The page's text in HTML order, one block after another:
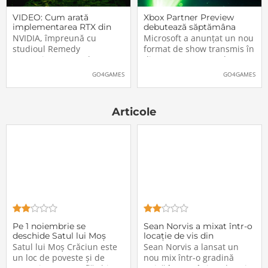
VIDEO: Cum arată
implementarea RTX din
Alan Wake II
NVIDIA, împreună cu
studioul Remedy
Entertainment, au lansat
un nou clip video dedicat
secvențele de mai jos,
GO4GAMES
Xbox Partner Preview
debutează săptămâna
aceasta. Când și unde va
putea fi vizionat
Microsoft a anunțat un nou
format de show transmis în
direct pe Internet: Xbox
Partner Preview, primul
cu 20:00 (ora României).
Show-ul va putea […]The
GO4GAMES
Articole
Pe 1 noiembrie se
deschide Satul lui Moș
Crăciun, un parc tematic
unic în România. Rezervă
Satul lui Moș Crăciun este
un loc de poveste și de
Sean Norvis a mixat într-o
locație de vis din
România!
Sean Norvis a lansat un
nou mix într-o gradină